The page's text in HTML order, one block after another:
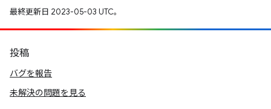
最終更新日 2023-05-03 UTC。
投稿
バグを報告
未解決の問題を見る